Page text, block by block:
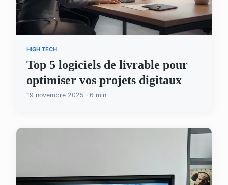
HIGH TECH
Top 5 logiciels de livrable pour
optimiser vos projets digitaux
19 novembre 2025 · 6 min